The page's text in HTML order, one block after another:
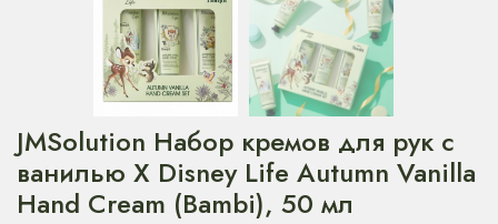
JMSolution Набор кремов для рук с
ванилью X Disney Life Autumn Vanilla
Hand Cream (Bambi), 50 мл